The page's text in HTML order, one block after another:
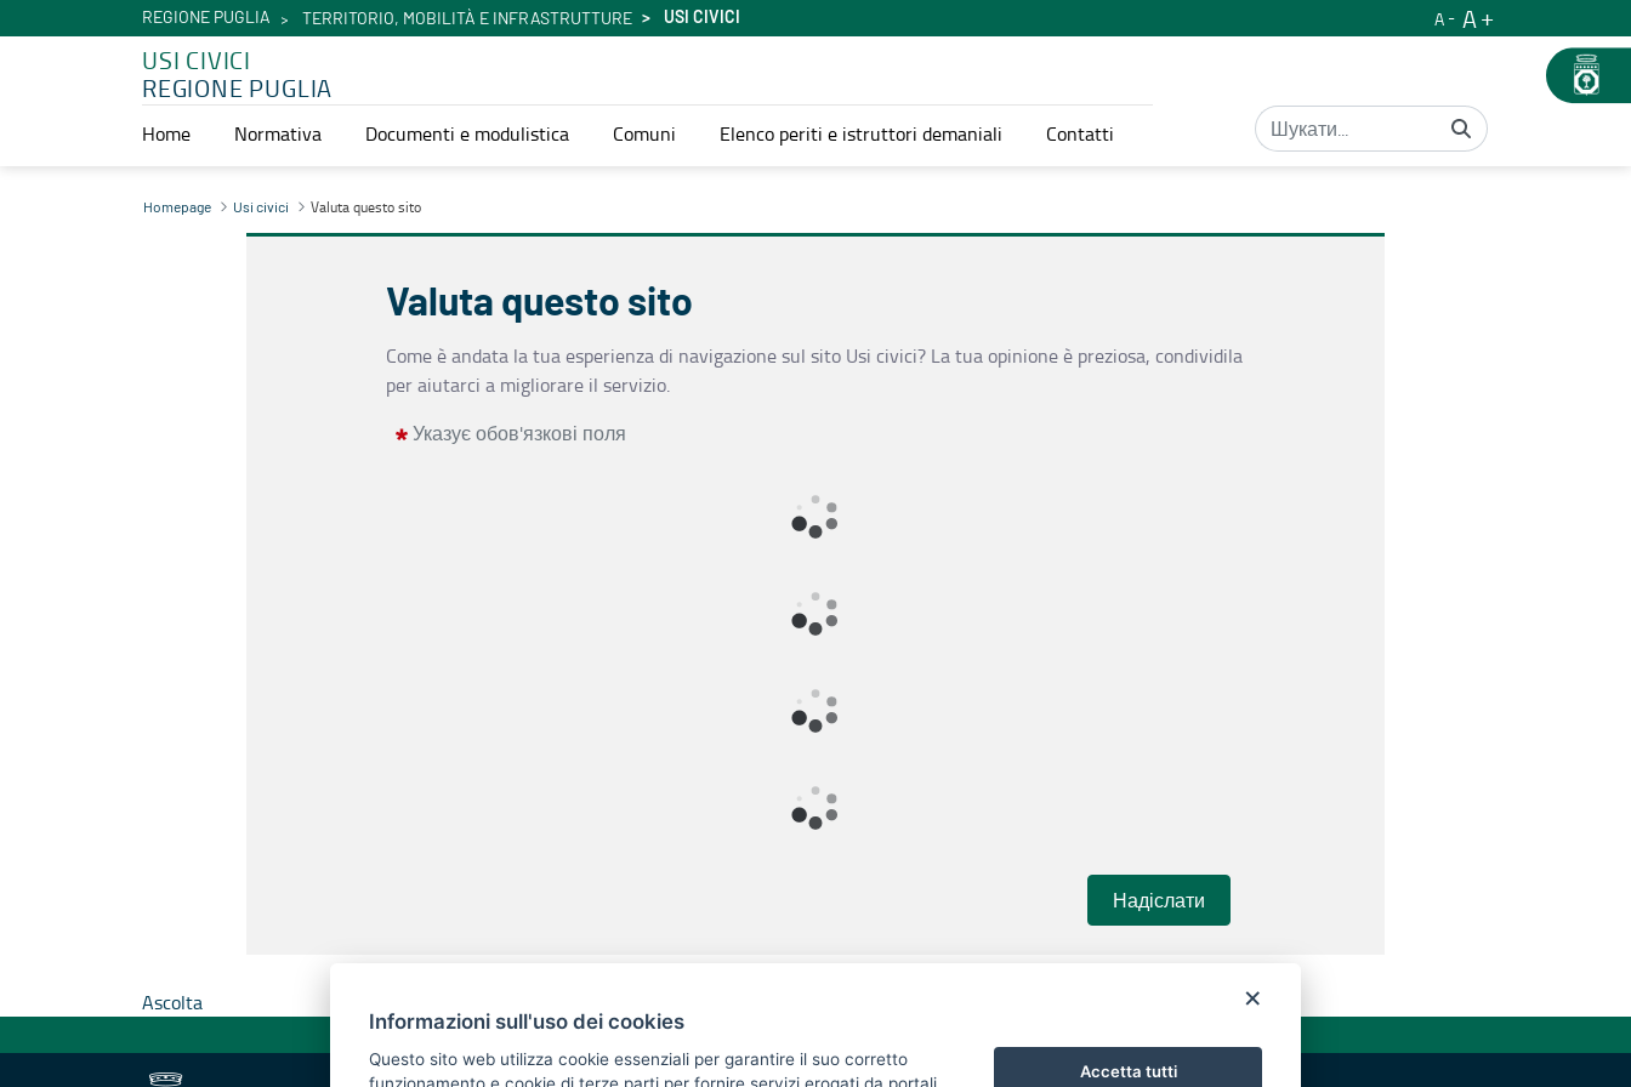
REGIONE PUGLIA TERRITORIO, MOBILITÀ E INFRASTRUTTURE USI CIVICI A
A
USI CIVICI
REGIONE PUGLIA
Home Normativa Documenti e modulistica Comuni Elenco periti e istruttori demaniali Contatti
Valuta questo sito - Usi civici
Homepage Usi civici Valuta questo sito
Valuta questo sito
Come è andata la tua esperienza di navigazione sul sito Usi civici? La tua opinione è preziosa, condividila
per aiutarci a migliorare il servizio.
Указує обов'язкові поля
Надіслати
Ascolta
×
Informazioni sull'uso dei cookies
Questo sito web utilizza cookie essenziali per garantire il suo corretto
Accetta tutti